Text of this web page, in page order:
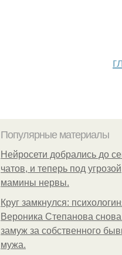
Популярные материалы
Нейросети добрались до
чатов, и теперь под угрозой
мамины нервы.
Круг замкнулся:
Вероника Степанова
замуж за собственного
мужа.